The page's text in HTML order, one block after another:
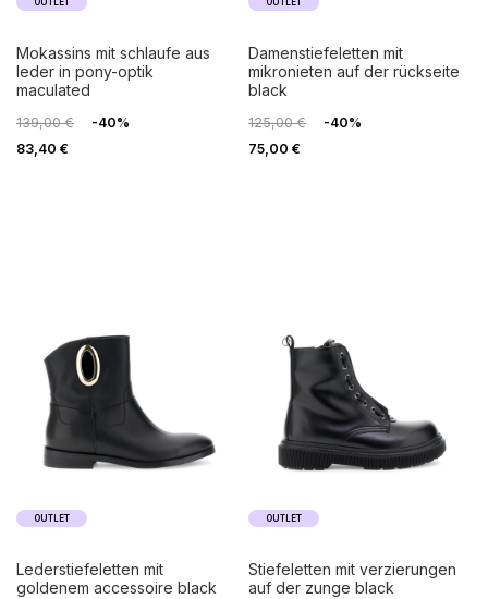
OUTLET
mokassins mit schlaufe aus
leder in pony-optik
maculated
139,00 €
-40%
83,40 €
OUTLET
damenstiefeletten mit
mikronieten auf der rückseite
black
125,00 €
-40%
75,00 €
OUTLET
lederstiefeletten mit
goldenem accessoire black
OUTLET
stiefeletten mit verzierungen
auf der zunge black